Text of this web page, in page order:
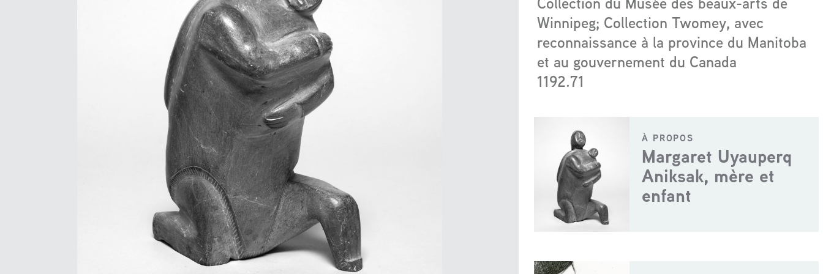
Winnipeg; Collection Twomey, avec
reconnaissance à la province du Manitoba
et au gouvernement du Canada
1192.71
À PROPOS
Margaret Uyauperq
Aniksak, mère et
enfant